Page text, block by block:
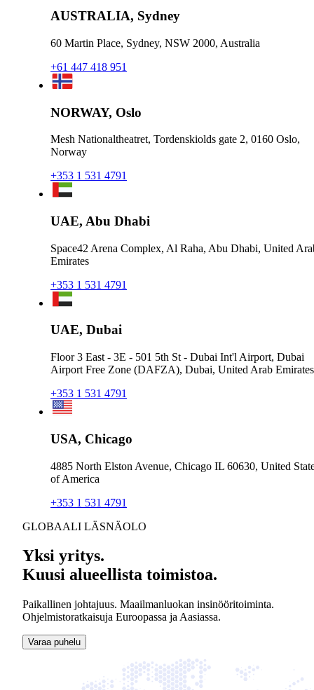
AUSTRALIA, Sydney
60 Martin Place, Sydney, NSW 2000, Australia
+61 447 418 951
NORWAY, Oslo
Mesh Nationaltheatret, Tordenskiolds gate 2, 0160 Oslo,
Norway
+353 1 531 4791
UAE, Abu Dhabi
Space42 Arena Complex, Al Raha, Abu Dhabi, United
Emirates
+353 1 531 4791
UAE, Dubai
Floor 3 East - 3E - 501 5th St - Dubai Int'l Airport, Dubai
Airport Free Zone (DAFZA), Dubai, United Arab Emirates
+353 1 531 4791
USA, Chicago
4885 North Elston Avenue, Chicago IL 60630, United
of America
+353 1 531 4791
GLOBAALI LÄSNÄOLO
Yksi yritys.
Kuusi alueellista toimistoa.
Paikallinen johtajuus. Maailmanluokan insinööritoiminta.
Ohjelmistoratkaisuja Euroopassa ja Aasiassa.
Varaa puhelu